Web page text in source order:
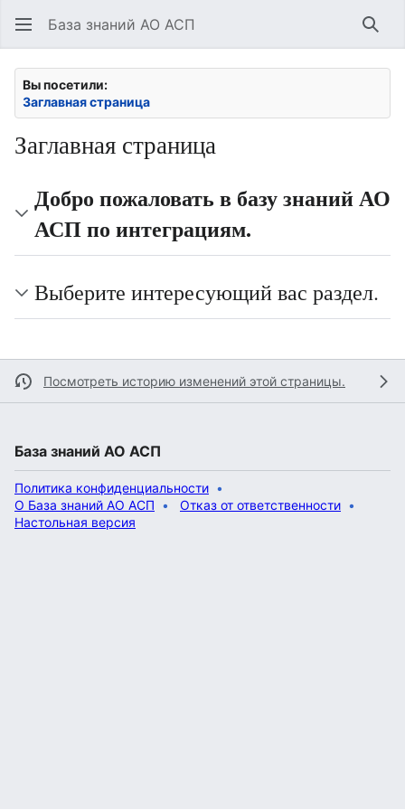
База знаний АО АСП
Вы посетили:
Заглавная страница
Заглавная страница
Добро пожаловать в базу знаний АО
АСП по интеграциям.
Выберите интересующий вас раздел.
Посмотреть историю изменений этой страницы.
База знаний АО АСП
Политика конфиденциальности
О База знаний АО АСП
Отказ от ответственности
Настольная версия